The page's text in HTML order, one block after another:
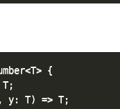
{
y: T) => T;